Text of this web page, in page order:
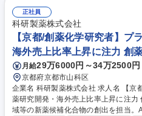
推進 ■試験検査機器の維持管理 募集職種 【静岡/医薬品の品質保証】海外
展開を強化中/福利厚生◎
正社員
科研製薬株式会社
【京都/創薬化学研究者】プ
海外売上比率上昇に注力 創
月給29万6000円～34万2500円
京都府京都市山科区
企業名 科研製薬株式会社 求人名 【京都/創薬化学研究者】プライム上場/新
薬研究開発・海外売上比率上昇に注力 仕事の内容 免疫・神経・感染症領
域等の新薬候補化合物の創出を担当